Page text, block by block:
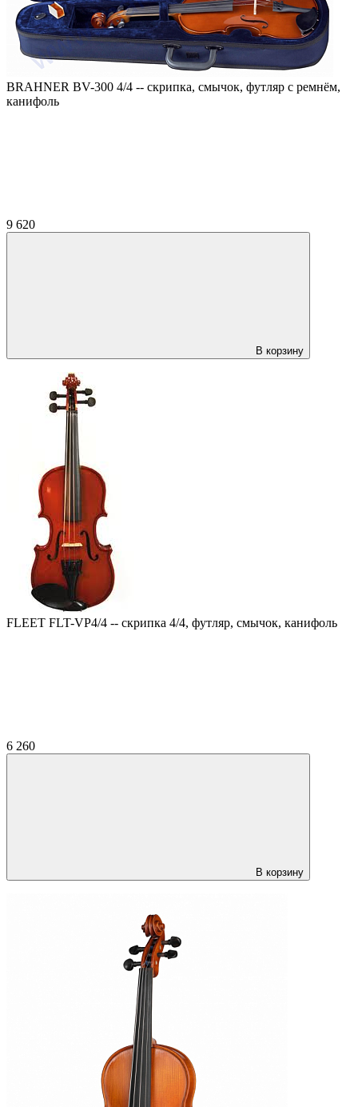
BRAHNER BV-300 4/4 -- скрипка, смычок, футляр с ремнём,
канифоль
9 620
В корзину
FLEET FLT-VP4/4 -- скрипка 4/4, футляр, смычок, канифоль
6 260
В корзину